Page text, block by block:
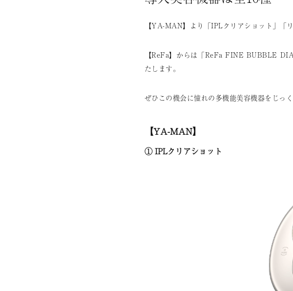
【YA-MAN】より「IPLクリアショット」「
【ReFa】からは「ReFa FINE BUBBLE
たします。
ぜひこの機会に憧れの多機能美容機器をじっく
【YA-MAN】
① IPLクリアショット